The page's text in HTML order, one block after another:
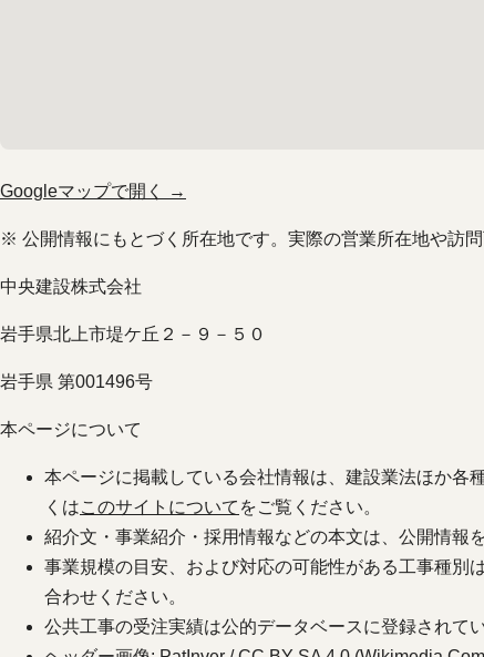
Googleマップで開く →
※ 公開情報にもとづく所在地です。実際の営業所在地や訪問
中央建設株式会社
岩手県北上市堤ケ丘２－９－５０
岩手県 第001496号
本ページについて
本ページに掲載している会社情報は、建設業法ほか各
くはこのサイトについて をご覧ください。
紹介文・事業紹介・採用情報などの本文は、公開情報
事業規模の目安、および対応の可能性がある工事種別
合わせください。
公共工事の受注実績は公的データベースに登録されて